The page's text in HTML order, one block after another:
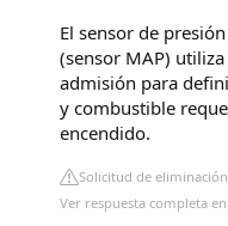
El sensor de
(sensor MAP)
admisión para
y combustible
encendido.
Solicitud de eliminación
Ver respuesta completa